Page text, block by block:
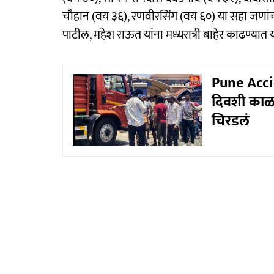
चौहान (वय ३६), रणवीरसिंग (वय ६०) या सहा
पाटील, महेश राऊत यांना मध्यरात्री बाहेर
Pune
दिवशी
चिरडलं